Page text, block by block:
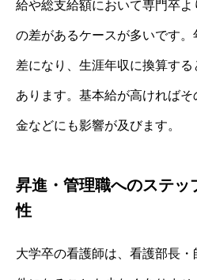
給や総支給額において専門卒
の差があるケースが多いです
差になり、生涯年収に換算す
あります。基本給が高ければ
金などにも影響が及びます。
昇進・管理職へのステッ
性
大学卒の看護師は、看護部長